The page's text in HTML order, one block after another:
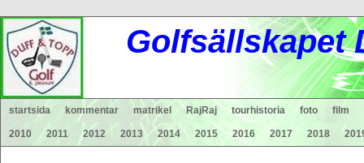
Golfsällskapet
startsida kommentar matrikel RajRaj tourhistoria foto film
2010 2011 2012 2013 2014 2015 2016 2017 2018